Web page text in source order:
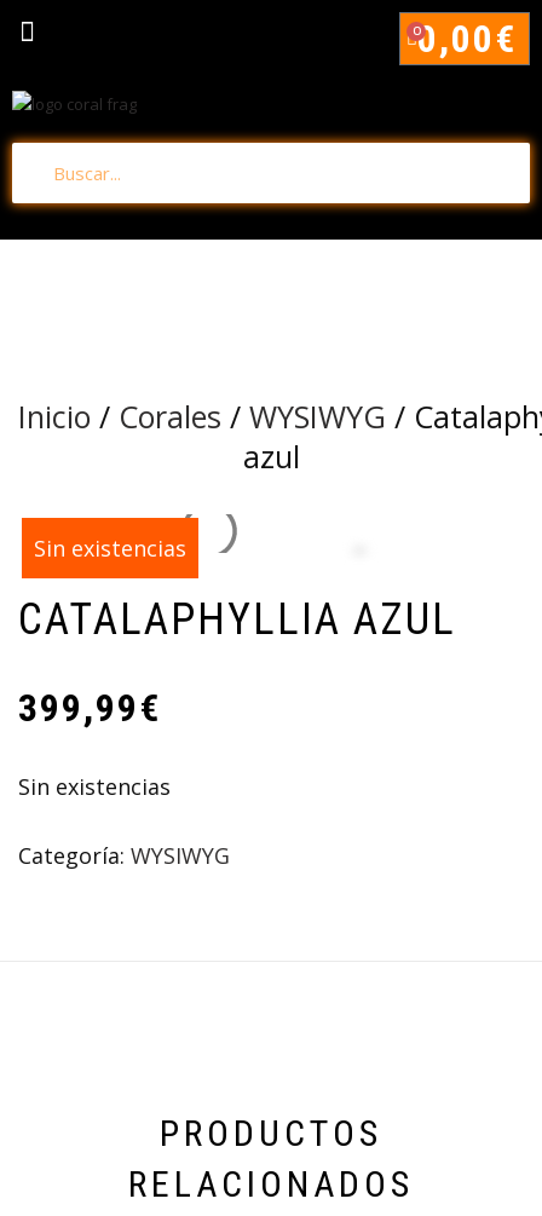
0,00€
0
Inicio / Corales / WYSIWYG /
azul
Sin existencias
CATALAPHYLLIA AZUL
399,99€
Sin existencias
Categoría: WYSIWYG
PRODUCTOS
RELACIONADOS